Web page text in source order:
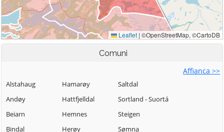
Comuni
Affianca >>
Alstahaug
Andøy
Beiarn
Bindal
Hamarøy
Hattfjelldal
Hemnes
Herøy
Saltdal
Sortland - Suortá
Steigen
Sømna